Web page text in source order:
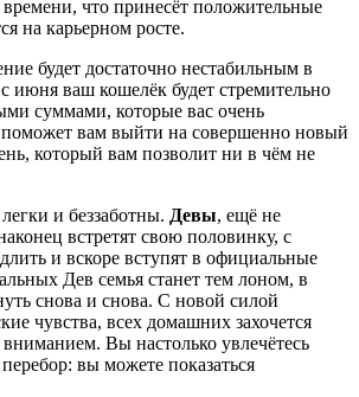
времени, что принесёт положительные
на карьерном росте.
будет достаточно нестабильным в
июня ваш кошелёк будет стремительно
суммами, которые вас очень
вам выйти на совершенно новый
который вам позволит ни в чём не
и беззаботны. Девы, ещё не
встретят свою половинку, с
и вскоре вступят в официальные
Дев семья станет тем лоном, в
снова и снова. С новой силой
чувства, всех домашних захочется
Вы настолько увлечётесь
вы можете показаться